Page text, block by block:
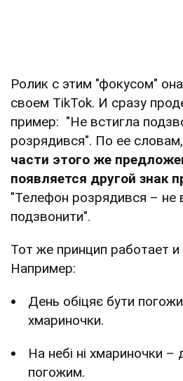
Ролик с этим "фокусом" она
своем TikTok. И сразу
пример: "Не встигла
розрядився". По ее словам,
части этого же
появляется другой знак
"Телефон розрядився – не
подзвонити".
Тот же принцип работает и
Например:
День обіцяє бути
хмариночки.
На небі ні хмариночки –
погожим.